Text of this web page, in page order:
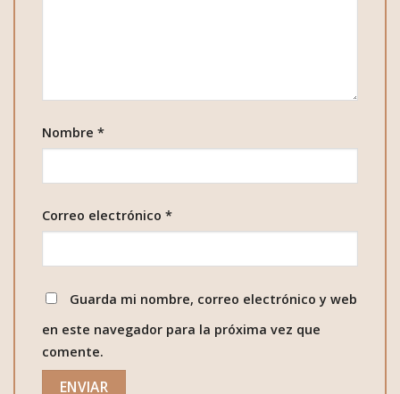
Nombre *
Correo electrónico *
Guarda mi nombre, correo electrónico y web
en este navegador para la próxima vez que
comente.